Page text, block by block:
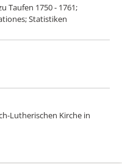
Taufen 1750 - 1761;
Statistiken
Lutherischen Kirche in